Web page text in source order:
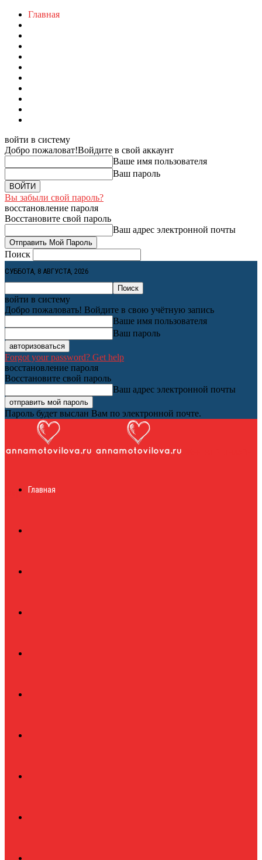
Главная
войти в систему
Добро пожаловат!Войдите в свой аккаунт
Ваше имя пользователя
Ваш пароль
Вы забыли свой пароль?
восстановление пароля
Восстановите свой пароль
Ваш адрес электронной почты
Поиск
СУББОТА, 8 АВГУСТА, 2026
войти в систему
Добро пожаловать! Войдите в свою учётную запись
Ваше имя пользователя
Ваш пароль
Forgot your password? Get help
восстановление пароля
Восстановите свой пароль
Ваш адрес электронной почты
Пароль будет выслан Вам по электронной почте.
журналГлавная